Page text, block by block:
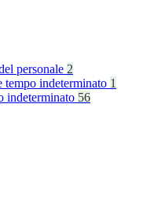
personale 2
tempo indeterminato 1
indeterminato 56